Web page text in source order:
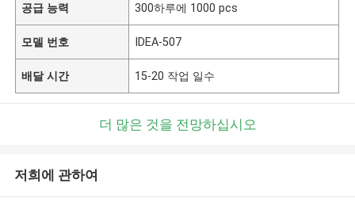
공급 능력 300하루에 1000 pcs
모델 번호 IDEA-507
배달 시간 15-20 작업 일수
더 많은 것을 전망하십시오
저희에 관하여